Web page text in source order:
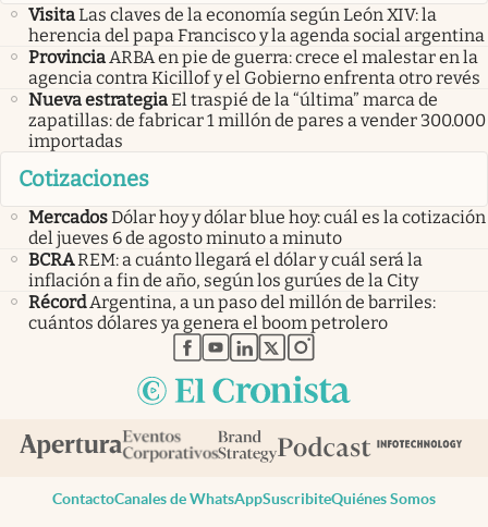
VisitaLas claves de la economía según León XIV: la
herencia del papa Francisco y la agenda social argentina
ProvinciaARBA en pie de guerra: crece el malestar en la
agencia contra Kicillof y el Gobierno enfrenta otro revés
Nueva estrategiaEl traspié de la “última” marca de
zapatillas: de fabricar 1 millón de pares a vender 300.000
importadas
Cotizaciones
MercadosDólar hoy y dólar blue hoy: cuál es la cotización
del jueves 6 de agosto minuto a minuto
BCRAREM: a cuánto llegará el dólar y cuál será la
inflación a fin de año, según los gurúes de la City
Récord Argentina, a un paso del millón de barriles:
cuántos dólares ya genera el boom petrolero
abre en nueva pestaña
abre en nueva pestaña
abre en nueva pestaña
abre en nueva pestaña
abre en nueva pestaña
ContactoCanales de WhatsAppSuscribiteQuiénes Somos